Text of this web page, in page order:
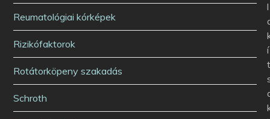
Reumatológiai kórképek
Rizikófaktorok
Rotátorköpeny szakadás
Schroth
l
í